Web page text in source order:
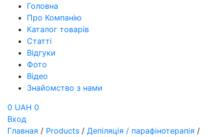
Головна
Про Компанію
Каталог товарів
Статті
Відгуки
Фото
Відео
Знайомство з нами
0 UAH 0
Вход
Главная / Products / Депіляція / парафінотерапія /